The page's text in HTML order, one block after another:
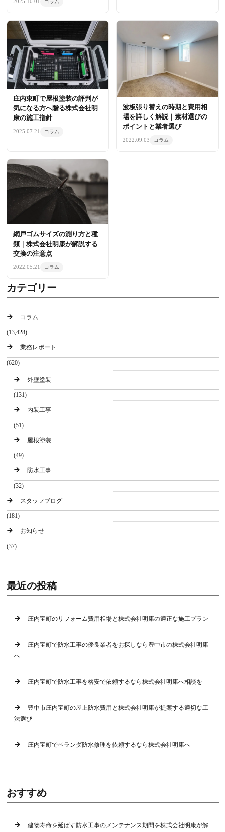
2025.10.01 コラム
庄内東町で屋根塗装の評判が
気になる方へ贈る株式会社明
康の施工指針
2025.07.21 コラム
波板張り替えの時期と費用相
場を詳しく解説｜素材選びの
ポイントと業者選び
2022.09.03 コラム
網戸ゴムサイズの測り方と種
類｜株式会社明康が解説する
交換の注意点
2022.05.21 コラム
カテゴリー
コラム
(13,428)
業務レポート
(620)
外壁塗装
(131)
内装工事
(51)
屋根塗装
(49)
防水工事
(32)
スタッフブログ
(181)
お知らせ
(37)
最近の投稿
庄内宝町のリフォーム費用相場と株式会社明康の適正な施工プラン
庄内宝町で防水工事の優良業者をお探しなら豊中市の株式会社明康
へ
庄内宝町で防水工事を格安で依頼するなら株式会社明康へ相談を
豊中市庄内宝町の屋上防水費用と株式会社明康が提案する適切な工
法選び
庄内宝町でベランダ防水修理を依頼するなら株式会社明康へ
おすすめ
建物寿命を延ばす防水工事のメンテナンス期間を株式会社明康が解